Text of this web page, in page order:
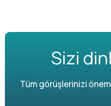
Sizi
Tüm görüşlerinizi